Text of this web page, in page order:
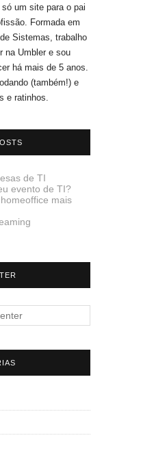
um site para o pai
Formada em
Sistemas, trabalho
na Umbler e sou
há mais de 5 anos.
(também!) e
e ratinhos.
de TI
evento de TI?
mais